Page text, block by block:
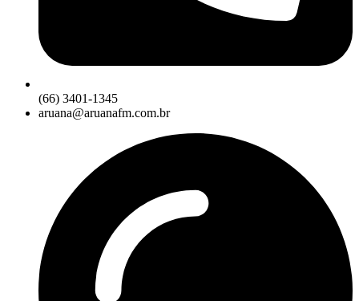
(66) 3401-1345
aruana@aruanafm.com.br